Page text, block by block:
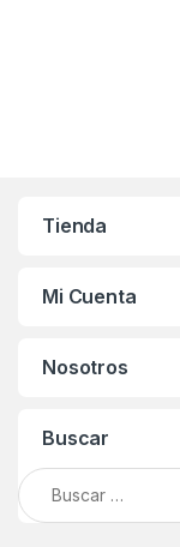
Tienda
Mi Cuenta
Nosotros
Buscar
Buscar: